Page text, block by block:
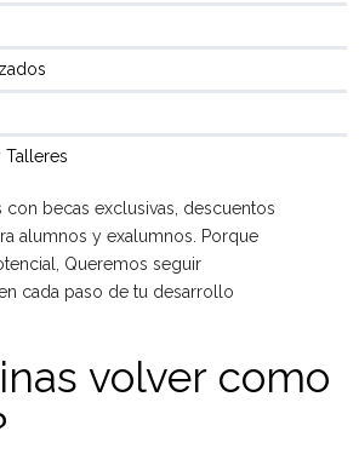
Talleres
con becas exclusivas, descuentos
alumnos y exalumnos. Porque
Queremos seguir
cada paso de tu desarrollo
volver como